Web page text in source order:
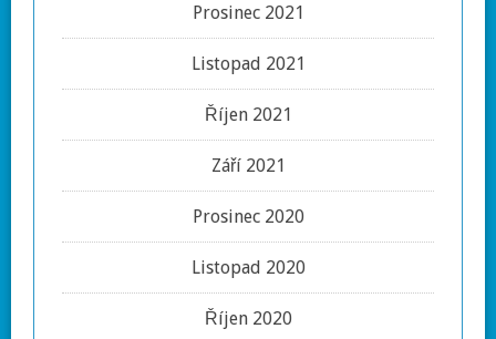
Prosinec 2021
Listopad 2021
Říjen 2021
Září 2021
Prosinec 2020
Listopad 2020
Říjen 2020